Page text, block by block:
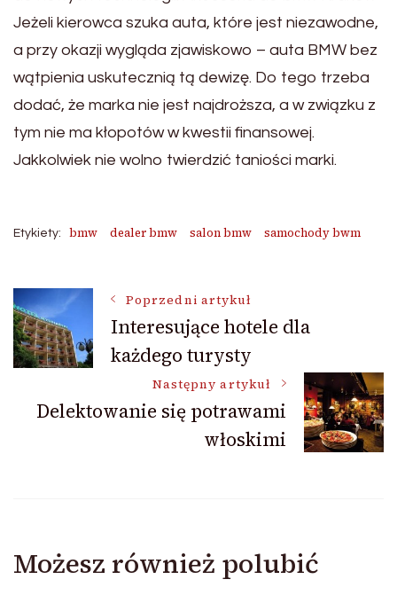
Jeżeli kierowca szuka auta, które jest niezawodne,
a przy okazji wygląda zjawiskowo – auta BMW bez
wątpienia uskutecznią tą dewizę. Do tego trzeba
dodać, że marka nie jest najdroższa, a w związku z
tym nie ma kłopotów w kwestii finansowej.
Jakkolwiek nie wolno twierdzić taniości marki.
Etykiety: bmw dealer bmw salon bmw samochody bwm
Nawigacja
wpisu
Poprzedni artykuł
Interesujące hotele dla
każdego turysty
Następny artykuł
Delektowanie się potrawami
włoskimi
Możesz również polubić